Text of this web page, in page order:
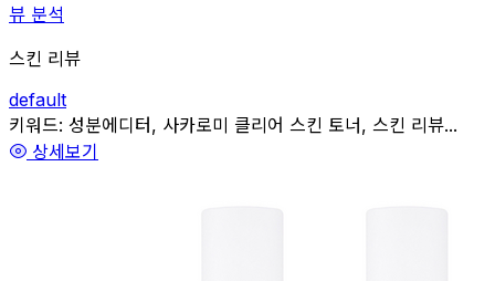
뷰 분석
스킨 리뷰
default
관련
키워드: 성분에디터, 사카로미 클리어 스킨 토너, 스킨 리뷰...
상세보기